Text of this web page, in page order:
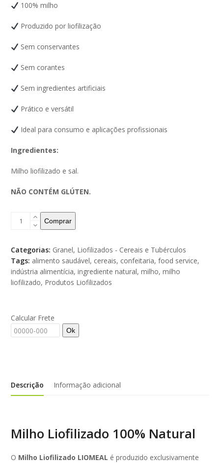
100% milho
Produzido por liofilização
Sem conservantes
Sem corantes
Sem ingredientes artificiais
Prático e versátil
Ideal para consumo e aplicações profissionais
Ingredientes:
Milho liofilizado e sal.
NÃO CONTÉM GLÚTEN.
Comprar
Categorias: Granel, Liofilizados - Cereais e Tubérculos
Tags: alimento saudável, cereais, confeitaria,food service,
indústria alimentícia,ingrediente natural,milho,milho
liofilizado, Produtos Liofilizados
Calcular Frete
Ok
Descrição Informação adicional
Milho Liofilizado 100% Natural
O Milho Liofilizado LIOMEAL é produzido exclusivamente